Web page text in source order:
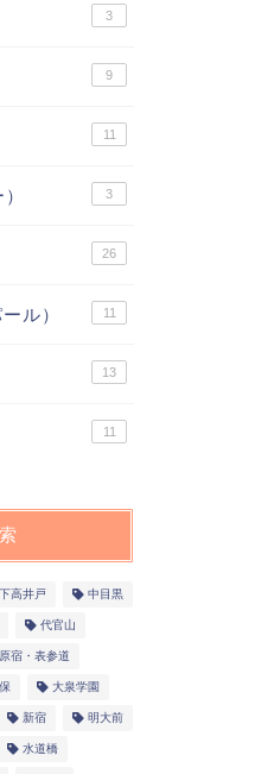
3
9
11
3
26
ル） 11
13
11
下高井戸 中目黒
代官山
原宿・表参道
大泉学園
新宿 明大前
水道橋